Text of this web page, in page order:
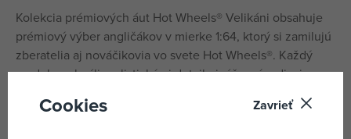
Kolekcia prémiových áut Hot Wheels® Velikáni obsahuje
prémiový výber angličákov v mierke 1:64, ktorý si zamilujú
zberatelia aj nováčikovia vo svete Hot Wheels®. Každý
model sa chváli realistickými detailmi, úžasným dizajnom
zberatelia.
Cookies Zavrieť